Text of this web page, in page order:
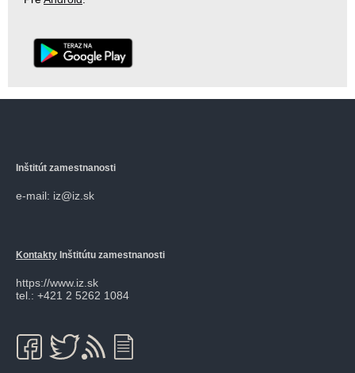
Inštitút zamestnanosti
e-mail: iz@iz.sk
Kontakty Inštitútu zamestnanosti
https://www.iz.sk
tel.: +421 2 5262 1084